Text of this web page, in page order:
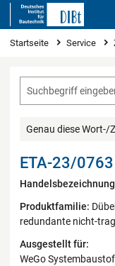
Sie sind hier
Startseite Service
Genau diese Wort-/
ETA-23/0763
Produktfamilie:
redundante nicht-
Ausgestellt für:
WeGo